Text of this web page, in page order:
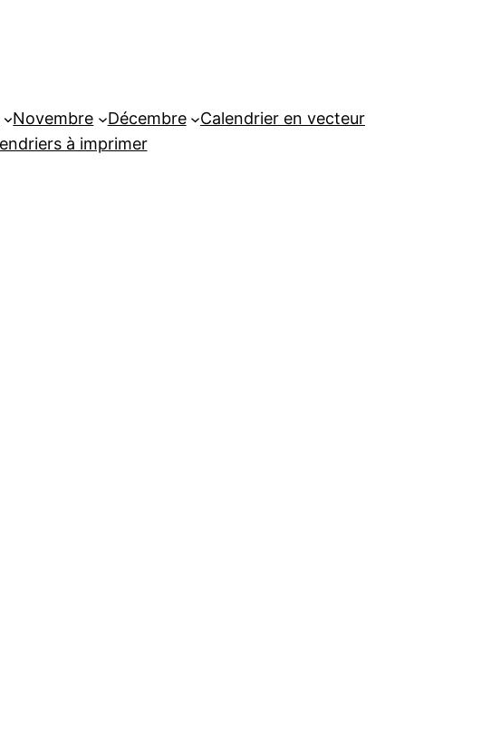
Novembre Décembre
Calendrier en vecteur
à imprimer